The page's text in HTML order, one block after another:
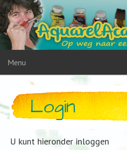
Menu
Login
U kunt hieronder inloggen